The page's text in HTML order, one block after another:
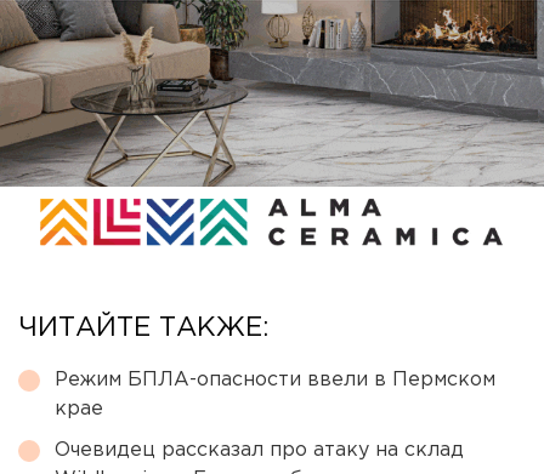
ЧИТАЙТЕ ТАКЖЕ:
Режим БПЛА-опасности ввели в Пермском
крае
Очевидец рассказал про атаку на склад